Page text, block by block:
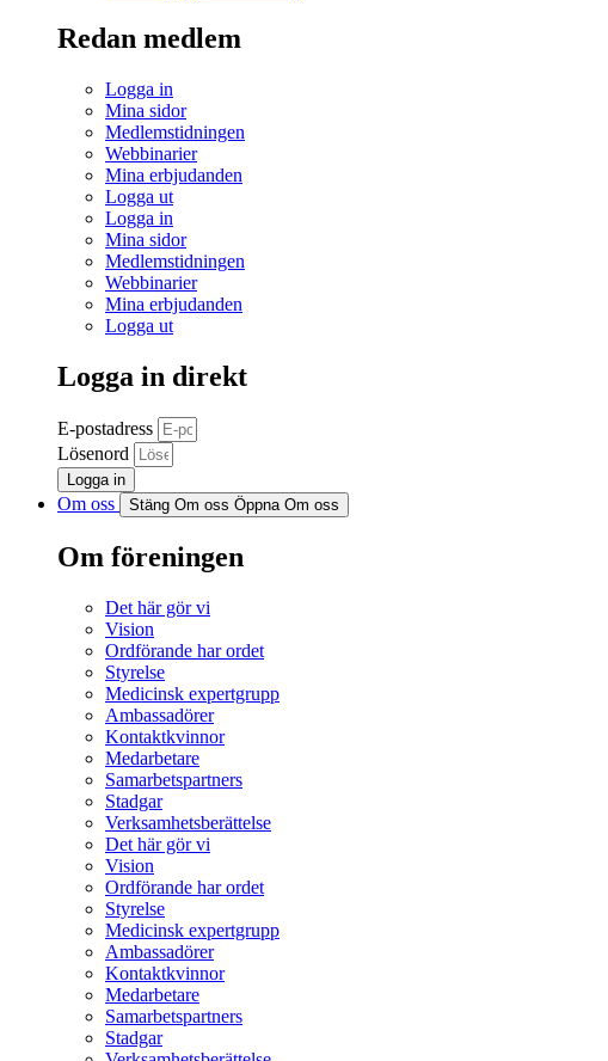
Redan medlem
Logga in
Mina sidor
Medlemstidningen
Webbinarier
Mina erbjudanden
Logga ut
Logga in
Mina sidor
Medlemstidningen
Webbinarier
Mina erbjudanden
Logga ut
Logga in direkt
E-postadress
Lösenord
Logga in
Om oss Stäng Om oss Öppna Om oss
Om föreningen
Det här gör vi
Vision
Ordförande har ordet
Styrelse
Medicinsk expertgrupp
Ambassadörer
Kontaktkvinnor
Medarbetare
Samarbetspartners
Stadgar
Verksamhetsberättelse
Det här gör vi
Vision
Ordförande har ordet
Styrelse
Medicinsk expertgrupp
Ambassadörer
Kontaktkvinnor
Medarbetare
Samarbetspartners
Stadgar